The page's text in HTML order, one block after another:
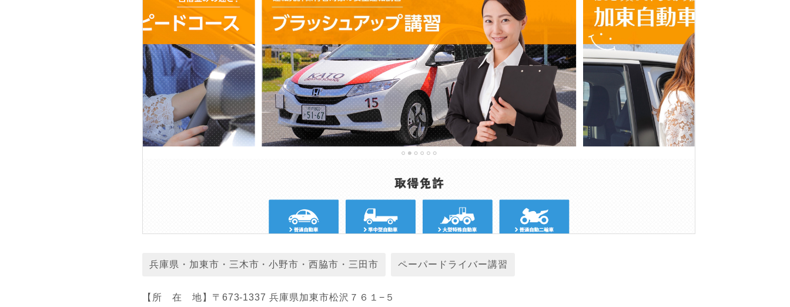
兵庫県・加東市・三木市・小野市・西脇市・三田市 ペーパードライバー講習
【所 在 地】〒673-1337 兵庫県加東市松沢７６１−５